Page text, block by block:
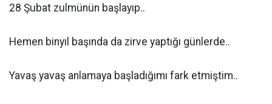
28 Şubat zulmünün başlayıp..
Hemen binyıl başında da zirve yaptığı günlerde..
Yavaş yavaş anlamaya başladığımı fark etmiştim..